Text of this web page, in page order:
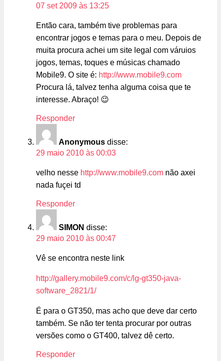
07 set 2009 às 13:25
Então cara, também tive problemas para
encontrar jogos e temas para o meu. Depois de
muita procura achei um site legal com váruios
jogos, temas, toques e músicas chamado
Mobile9. O site é: http://www.mobile9.com
Procura lá, talvez tenha alguma coisa que te
interesse. Abraço! 😉
Responder
Anonymous disse:
29 maio 2010 às 00:03
velho nesse http://www.mobile9.com não axei
nada fuçei td
Responder
SIMON disse:
29 maio 2010 às 00:47
Vê se encontra neste link
http://gallery.mobile9.com/c/lg-gt350-java-
software_2821/1/
É para o GT350, mas acho que deve dar certo
também. Se não ter tenta procurar por outras
versões como o GT400, talvez dê certo.
Responder